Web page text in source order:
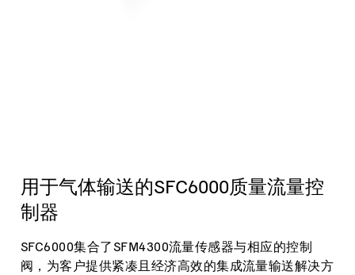
用于气体输送的SFC6000质量流量控
制器
SFC6000集合了SFM4300流量传感器与相应的控制
阀，为客户提供紧凑且经济高效的集成流量输送解决方